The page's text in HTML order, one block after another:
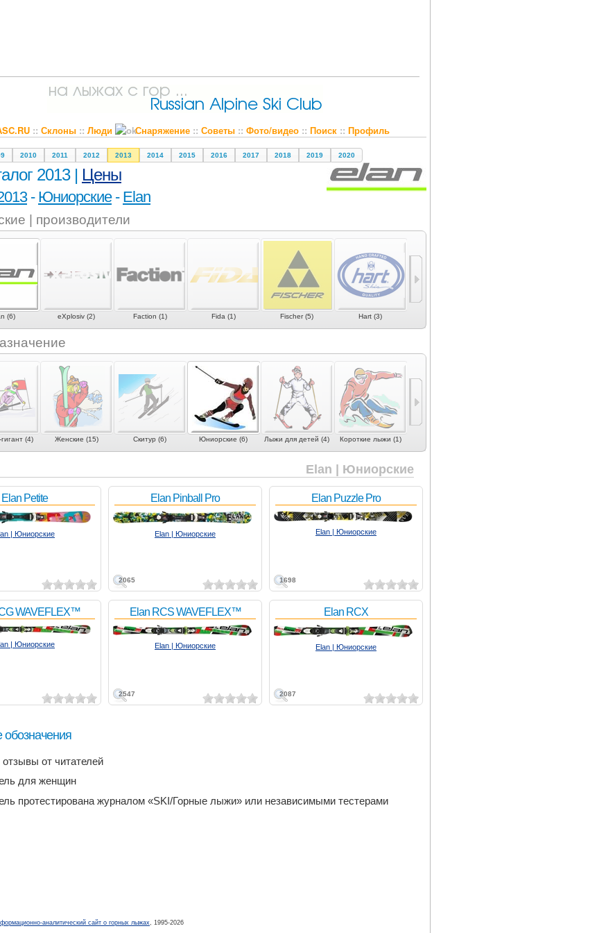
:: Склоны:: Люди Снаряжение:: Советы:: Фото/видео:: Поиск:: Профиль
2010 2011 2012 2013 2014 2015 2016 2017 2018 2019 2020
2013 | Цены
- Юниорские- Elan
| производители
(6) eXplosiv (2) Faction (1) Fida (1) Fischer (5) Hart (3)
(4) Женские (15) Скитур (6) Юниорские (6) Лыжи для детей (4) Короткие лыжи (1)
Elan | Юниорские
Elan Petite
| Юниорские
2065
Elan Pinball Pro
Elan | Юниорские
1698
Elan Puzzle Pro
Elan | Юниорские
WAVEFLEX™
| Юниорские
2547
Elan RCS WAVEFLEX™
Elan | Юниорские
2087
Elan RCX
Elan | Юниорские
отзывы от читателей
для женщин
протестирована журналом «SKI/Горные лыжи» или независимыми тестерами
аналитический сайт о горных лыжах, 1995-2026